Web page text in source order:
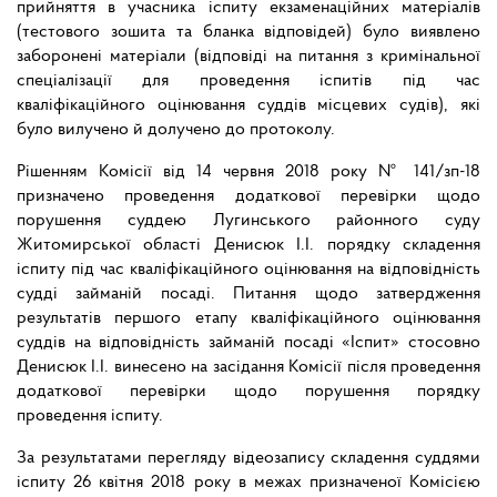
прийняття в учасника іспиту екзаменаційних матеріалів
(тестового зошита та бланка відповідей) було виявлено
заборонені матеріали (відповіді на питання з кримінальної
спеціалізації для проведення іспитів під час
кваліфікаційного оцінювання суддів місцевих судів), які
було вилучено й долучено до протоколу.
Рішенням Комісії від 14 червня 2018 року № 141/зп-18
призначено проведення додаткової перевірки щодо
порушення суддею Лугинського районного суду
Житомирської області Денисюк І.І. порядку складення
іспиту під час кваліфікаційного оцінювання на відповідність
судді займаній посаді. Питання щодо затвердження
результатів першого етапу кваліфікаційного оцінювання
суддів на відповідність займаній посаді «Іспит» стосовно
Денисюк І.І. винесено на засідання Комісії після проведення
додаткової перевірки щодо порушення порядку
проведення іспиту.
За результатами перегляду відеозапису складення суддями
іспиту 26 квітня 2018 року в межах призначеної Комісією